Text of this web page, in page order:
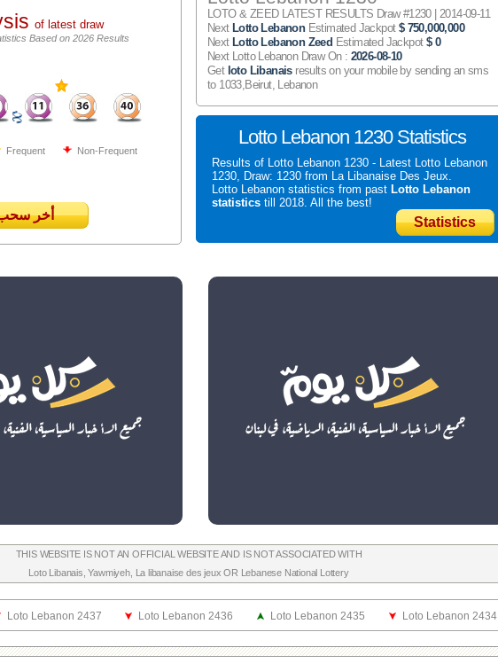
of latest draw
Based on 2026 Results
Frequent Non-Frequent
أخر سحب
LOTO & ZEED LATEST RESULTS Draw #1230 | 2014-09-11
Next Lotto LebanonEstimated Jackpot $ 750,000,000
Next Lotto Lebanon Zeed Estimated Jackpot $ 0
Next Lotto Lebanon Draw On : 2026-08-10
Get loto Libanaisresults on your mobile by sending an sms
to 1033,Beirut, Lebanon
Lotto Lebanon 1230 Statistics
Results of Lotto Lebanon 1230 - Latest Lotto Lebanon
1230, Draw: 1230 from La Libanaise Des Jeux.
Lotto Lebanon statistics from past Lotto Lebanon
statistics till 2018. All the best!
Statistics
THIS WEBSITE IS NOT AN OFFICIAL WEBSITE AND IS NOT ASSOCIATED WITH
Loto Libanais ,Yawmiyeh, La libanaise des jeux OR Lebanese National Lottery
Loto Lebanon 2437 Loto Lebanon 2436 Loto Lebanon 2435 Loto Lebanon 2434